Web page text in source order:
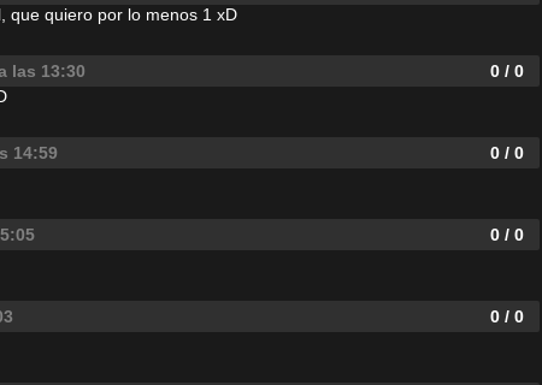
que quiero por lo menos 1 xD
las 13:30
0 / 0
14:59
0 / 0
0 / 0
0 / 0